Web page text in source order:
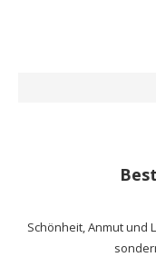
Schönheit, Anmut und